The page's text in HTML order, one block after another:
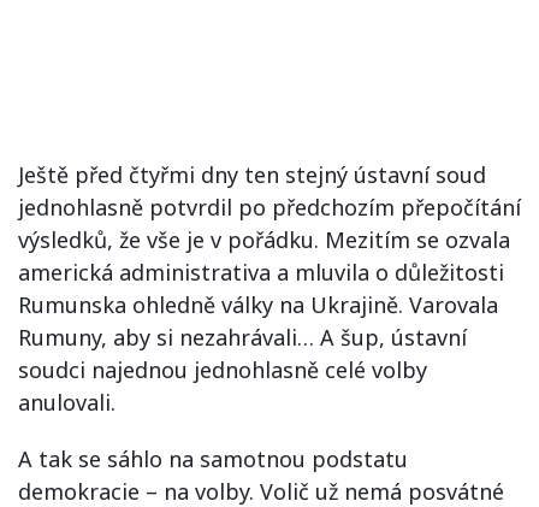
Ještě před čtyřmi dny ten stejný ústavní soud
jednohlasně potvrdil po předchozím přepočítání
výsledků, že vše je v pořádku. Mezitím se ozvala
americká administrativa a mluvila o důležitosti
Rumunska ohledně války na Ukrajině. Varovala
Rumuny, aby si nezahrávali… A šup, ústavní
soudci najednou jednohlasně celé volby
anulovali.
A tak se sáhlo na samotnou podstatu
demokracie – na volby. Volič už nemá posvátné